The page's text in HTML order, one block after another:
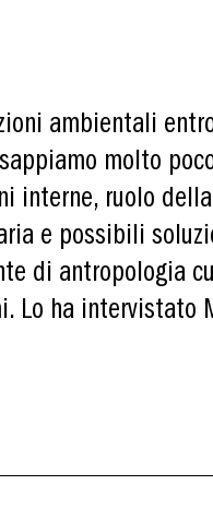
ambientali
molto
interne, ruolo
e possibili
di antropologia
Lo ha intervistato